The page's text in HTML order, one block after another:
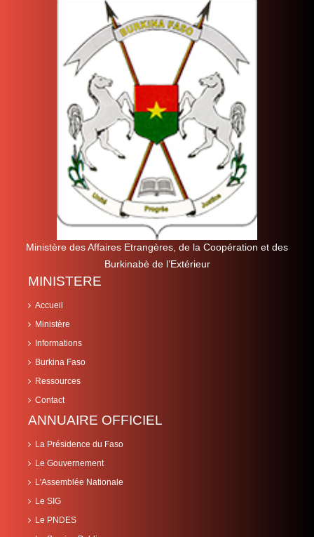
Ministère des Affaires Etrangères, de la Coopération et des
Burkinabè de l’Extérieur
MINISTERE
Accueil
Ministère
Informations
Burkina Faso
Ressources
Contact
ANNUAIRE OFFICIEL
La Présidence du Faso
Le Gouvernement
L'Assemblée Nationale
Le SIG
Le PNDES